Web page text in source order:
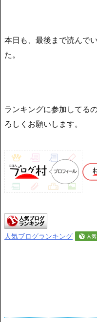
本日も、最後まで読んで
た。
ランキングに参加してる
ろしくお願いします。
人気ブログランキング